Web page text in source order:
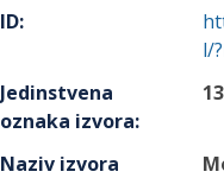
ID:
l/
Jedinstvena
oznaka izvora:
Naziv izvora